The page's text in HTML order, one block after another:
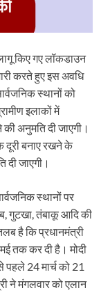
किए गए लॉकडाउन
करते हुए इस अवधि
स्थानों को
इलाकों में
अनुमति दी जाएगी।
दूरी बनाए रखने के
दी जाएगी।
स्थानों पर
गुटखा, तंबाकू आदि की
है कि प्रधानमंत्री
तक कर दी है। मोदी
24 मार्च को 21
ने मंगलवार को एलान